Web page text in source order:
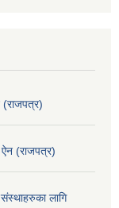
(राजपत्र)
लागि